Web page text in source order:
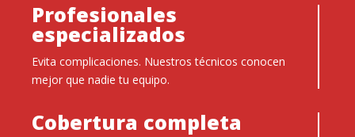
Profesionales
especializados
Evita complicaciones. Nuestros técnicos conocen
mejor que nadie tu equipo.
Cobertura completa